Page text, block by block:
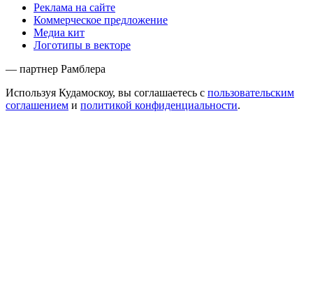
Реклама на сайте
Коммерческое предложение
Медиа кит
Логотипы в векторе
— партнер Рамблера
Используя Кудамоскоу, вы соглашаетесь с пользовательским
соглашением и политикой конфиденциальности.